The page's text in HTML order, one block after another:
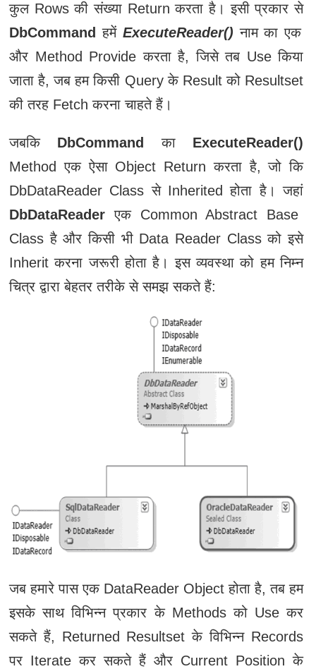
कुल Rows की संख्‍या Return करता है। इसी प्रकार से
DbCommandहमें ExecuteReader() नाम का एक
और Method Provide करता है, जिसे तब Use किया
जाता है, जब हम किसी Query के Result को Resultset
की तरह Fetch करना चाहते हैं।
जबकिDbCommandका ExecuteReader()
Method एक ऐसा Object Return करता है, जो कि
DbDataReader Class से Inherited होता है। जहां
DbDataReaderएक Common Abstract Base
Class है और किसी भी Data Reader Class को इसे
Inherit करना जरूरी होता है। इस व्यवस्था को हम निम्न
चित्र द्वारा बेहतर तरीके से समझ सकते हैं:
जब हमारे पास एक DataReader Object होता है, तब हम
इसके साथ विभिन्न प्रकार के Methods को Use कर
सकते हैं, Returned Resultset के विभिन्न Records
पर Iterate कर सकते हैं और Current Position के